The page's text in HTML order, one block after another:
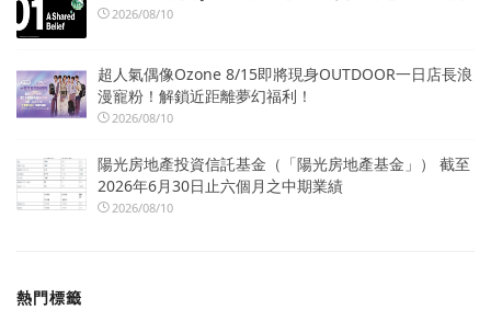
2026/08/10
超人氣偶像Ozone 8/15即將現身OUTDOOR一日店長浪
漫寵粉！解鎖近距離夢幻福利！
2026/08/10
陽光房地產投資信託基金（「陽光房地產基金」） 截至
2026年6月30日止六個月之中期業績
2026/08/10
熱門標籤